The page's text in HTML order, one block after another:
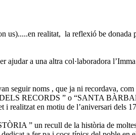
us).....en realitat, la reflexió be donada
ajudar a una altra col·laboradora
seguir noms , que ja ni recordava,
RECORDS ” o “SANTA
realitzat en motiu de l’aniversari dels
” un recull de la història de